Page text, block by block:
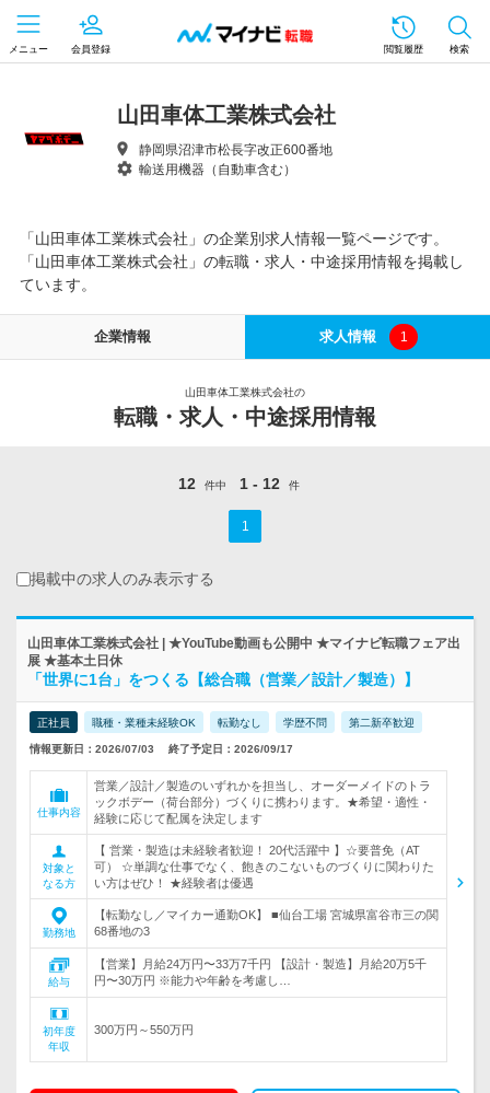
メニュー 会員登録 閲覧履歴 検索
山田車体工業株式会社
静岡県沼津市松長字改正600番地
輸送用機器（自動車含む）
「山田車体工業株式会社」の企業別求人情報一覧ページです。
「山田車体工業株式会社」の転職・求人・中途採用情報を掲載し
ています。
企業情報 求人情報 1
山田車体工業株式会社の
転職・求人・中途採用情報
12 件中 1 - 12 件
1
掲載中の求人のみ表示する
山田車体工業株式会社 | ★YouTube動画も公開中 ★マイナビ転職フェア出
展 ★基本土日休
「世界に1台」をつくる【総合職（営業／設計／製造）】
正社員 職種・業種未経験OK 転勤なし 学歴不問 第二新卒歓迎
情報更新日：2026/07/03 終了予定日：2026/09/17
仕事内容
営業／設計／製造のいずれかを担当し、オーダーメイドのトラ
ックボデー（荷台部分）づくりに携わります。★希望・適性・
経験に応じて配属を決定します
対象と
なる方
【 営業・製造は未経験者歓迎！ 20代活躍中 】☆要普免（AT
可） ☆単調な仕事でなく、飽きのこないものづくりに関わりた
い方はぜひ！ ★経験者は優遇
勤務地
【転勤なし／マイカー通勤OK】 ■仙台工場 宮城県富谷市三の関
68番地の3
給与
【営業】月給24万円〜33万7千円 【設計・製造】月給20万5千
円〜30万円 ※能力や年齢を考慮し…
初年度
年収
300万円～550万円